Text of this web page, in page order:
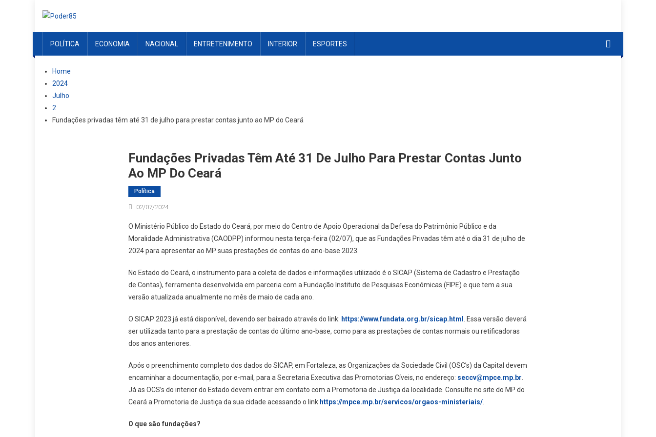
POLÍTICA
ECONOMIA NACIONAL ENTRETENIMENTO INTERIOR ESPORTES
Home
2024
Julho
2
Fundações privadas têm até 31 de julho para prestar contas junto ao MP do Ceará
Fundações Privadas Têm Até 31 De Julho Para Prestar Contas Junto
Ao MP Do Ceará
Política
02/07/2024
O Ministério Público do Estado do Ceará, por meio do Centro de Apoio Operacional da Defesa do Patrimônio Público e da
Moralidade Administrativa (CAODPP) informou nesta terça-feira (02/07), que as Fundações Privadas têm até o dia 31 de julho de
2024 para apresentar ao MP suas prestações de contas do ano-base 2023.
No Estado do Ceará, o instrumento para a coleta de dados e informações utilizado é o SICAP (Sistema de Cadastro e Prestação
de Contas), ferramenta desenvolvida em parceria com a Fundação Instituto de Pesquisas Econômicas (FIPE) e que tem a sua
versão atualizada anualmente no mês de maio de cada ano.
O SICAP 2023 já está disponível, devendo ser baixado através do link: https://www.fundata.org.br/sicap.html
. Essa versão deverá
ser utilizada tanto para a prestação de contas do último ano-base, como para as prestações de contas normais ou retificadoras
dos anos anteriores.
Após o preenchimento completo dos dados do SICAP, em Fortaleza, as Organizações da Sociedade Civil (OSC’s) da Capital devem
encaminhar a documentação, por e-mail, para a Secretaria Executiva das Promotorias Cíveis, no endereço: seccv@mpce.mp.br
Já as OCS’s do interior do Estado devem entrar em contato com a Promotoria de Justiça da localidade. Consulte no site do MP do
Ceará a Promotoria de Justiça da sua cidade acessando o link https://mpce.mp.br/servicos/orgaos-ministeriais/.
O que são fundações?